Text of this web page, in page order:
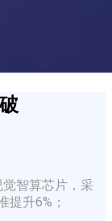
智算芯片，采
提升6%；